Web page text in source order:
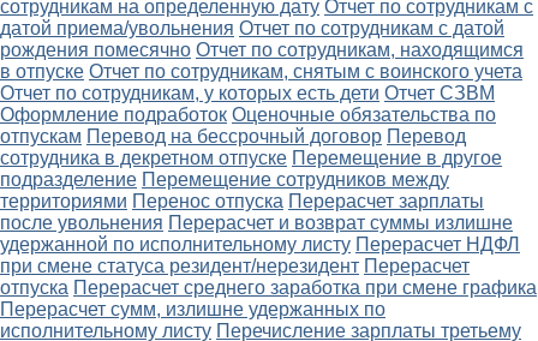
сотрудникам на определенную дату Отчет по сотрудникам с
датой приема/увольнения Отчет по сотрудникам с датой
рождения помесячно Отчет по сотрудникам, находящимся
в отпуске Отчет по сотрудникам, снятым с воинского учета
Отчет по сотрудникам, у которых есть дети Отчет СЗВМ
Оформление подработок Оценочные обязательства по
отпускам Перевод на бессрочный договор Перевод
сотрудника в декретном отпуске Перемещение в другое
подразделение Перемещение сотрудников между
территориями Перенос отпуска Перерасчет зарплаты
после увольнения Перерасчет и возврат суммы излишне
удержанной по исполнительному листу Перерасчет НДФЛ
при смене статуса резидент/нерезидент Перерасчет
отпуска Перерасчет среднего заработка при смене графика
Перерасчет сумм, излишне удержанных по
исполнительному листу Перечисление зарплаты третьему